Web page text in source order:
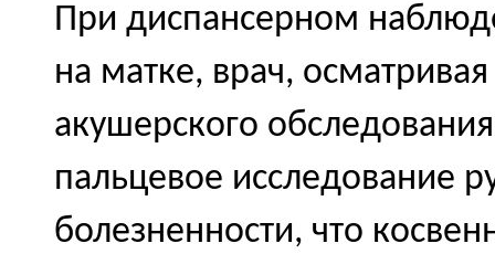
При диспансерном
на матке, врач,
акушерского
пальцевое исследование
болезненности, что